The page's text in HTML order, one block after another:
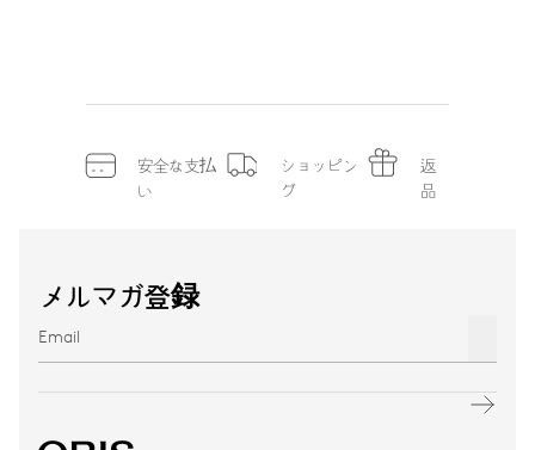
安全な支払
い
ショッピン
グ
返
品
メルマガ登録